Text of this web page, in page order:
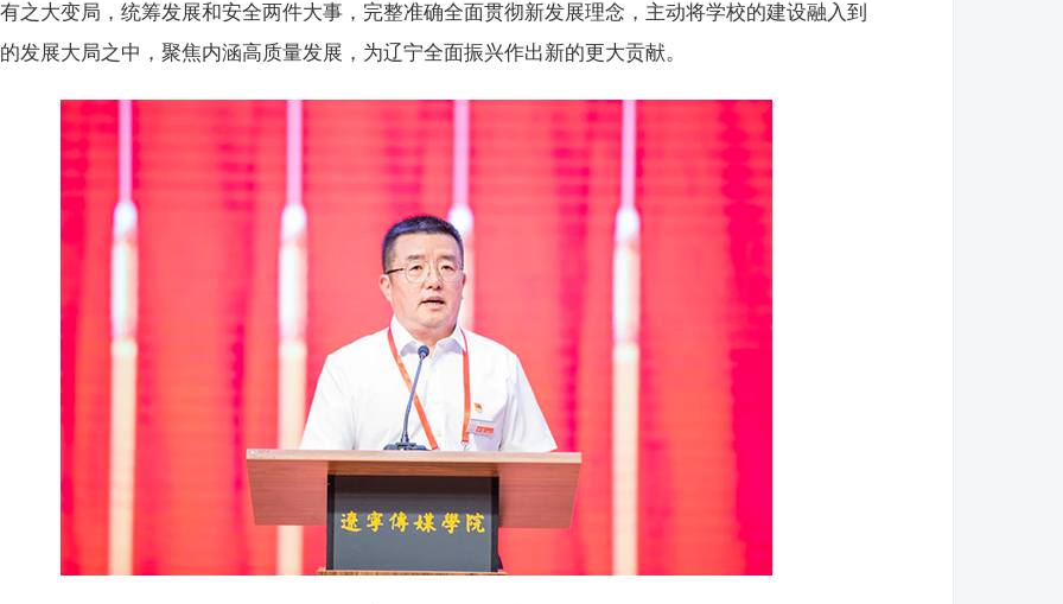
之大变局，统筹发展和安全两件大事，完整准确全面贯彻新发展理念，主动将学校的建设融入到
发展大局之中，聚焦内涵高质量发展，为辽宁全面振兴作出新的更大贡献。